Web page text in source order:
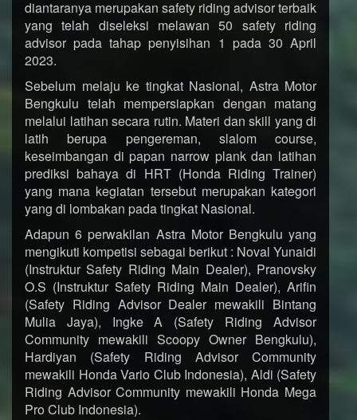
diantaranya merupakan safety riding advisor terbaik
yang telah diseleksi melawan 50 safety riding
advisor pada tahap penyisihan 1 pada 30 April
2023.
Sebelum melaju ke tingkat Nasional, Astra Motor
Bengkulu telah mempersiapkan dengan matang
melalui latihan secara rutin. Materi dan skill yang di
latih berupa pengereman, slalom course,
keseimbangan di papan narrow plank dan latihan
prediksi bahaya di HRT (Honda Riding Trainer)
yang mana kegiatan tersebut merupakan kategori
yang di lombakan pada tingkat Nasional.
Adapun 6 perwakilan Astra Motor Bengkulu yang
mengikuti kompetisi sebagai berikut : Noval Yunaidi
(Instruktur Safety Riding Main Dealer), Pranovsky
O.S (Instruktur Safety Riding Main Dealer), Arifin
(Safety Riding Advisor Dealer mewakili Bintang
Mulia Jaya), Ingke A (Safety Riding Advisor
Community mewakili Scoopy Owner Bengkulu),
Hardiyan (Safety Riding Advisor Community
mewakili Honda Vario Club Indonesia), Aldi (Safety
Riding Advisor Community mewakili Honda Mega
Pro Club Indonesia).